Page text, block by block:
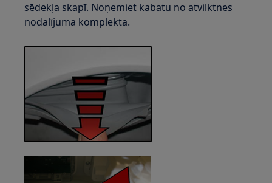
sēdekļa skapī. Noņemiet kabatu no atvilktnes
nodalījuma komplekta.